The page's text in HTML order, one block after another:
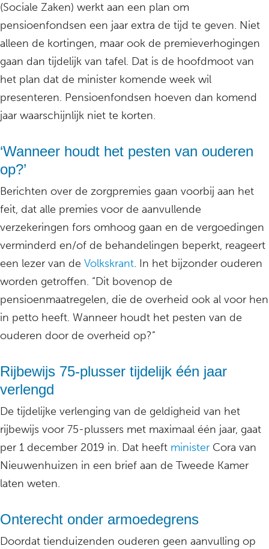
(Sociale Zaken) werkt aan een plan om
pensioenfondsen een jaar extra de tijd te geven. Niet
alleen de kortingen, maar ook de premieverhogingen
gaan dan tijdelijk van tafel. Dat is de hoofdmoot van
het plan dat de minister komende week wil
presenteren. Pensioenfondsen hoeven dan komend
jaar waarschijnlijk niet te korten.
‘Wanneer houdt het pesten van ouderen
op?’
Berichten over de zorgpremies gaan voorbij aan het
feit, dat alle premies voor de aanvullende
verzekeringen fors omhoog gaan en de vergoedingen
verminderd en/of de behandelingen beperkt, reageert
een lezer van de Volkskrant. In het bijzonder ouderen
worden getroffen. “Dit bovenop de
pensioenmaatregelen, die de overheid ook al voor hen
in petto heeft. Wanneer houdt het pesten van de
ouderen door de overheid op?”
Rijbewijs 75-plusser tijdelijk één jaar
verlengd
De tijdelijke verlenging van de geldigheid van het
rijbewijs voor 75-plussers met maximaal één jaar, gaat
per 1 december 2019 in. Dat heeft minister Cora van
Nieuwenhuizen in een brief aan de Tweede Kamer
laten weten.
Onterecht onder armoedegrens
Doordat tienduizenden ouderen geen aanvulling op